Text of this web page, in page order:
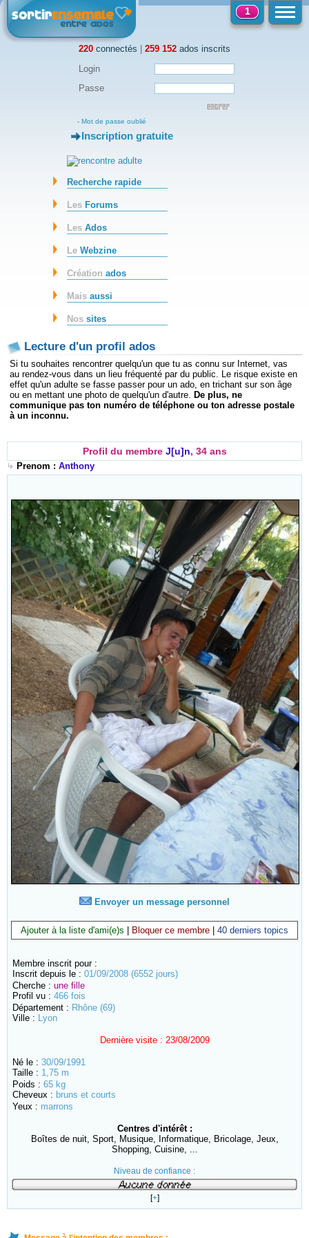
220 connectés | 259 152 ados inscrits
1
Login
Passe
- Mot de passe oublié
-Inscription gratuite
Recherche rapide
Les Forums
LesAdos
LeWebzine
Créationados
Maisaussi
Nossites
Lecture d'un profil ados
Si tu souhaites rencontrer quelqu'un que tu as connu sur Internet, vas
au rendez-vous dans un lieu fréquenté par du public. Le risque existe en
effet qu'un adulte se fasse passer pour un ado, en trichant sur son âge
ou en mettant une photo de quelqu'un d'autre. De plus, ne
communique pas ton numéro de téléphone ou ton adresse postale
à un inconnu.
Profil du membre J[u]n, 34 ans
Prenom : Anthony
Envoyer un message personnel
Ajouter à la liste d'ami(e)s Bloquer ce membre 40 derniers topics
Membre inscrit pour :
Inscrit depuis le : 01/09/2008 (6552 jours)
Cherche : une fille
Profil vu : 466 fois
Département : Rhône (69)
Ville : Lyon
Dernière visite : 23/08/2009
Né le : 30/09/1991
Taille : 1,75 m
Poids : 65 kg
Cheveux : bruns et courts
Yeux : marrons
Centres d'intérêt :
Boîtes de nuit, Sport, Musique, Informatique, Bricolage, Jeux,
Shopping, Cuisine, ...
Niveau de confiance :
[+]